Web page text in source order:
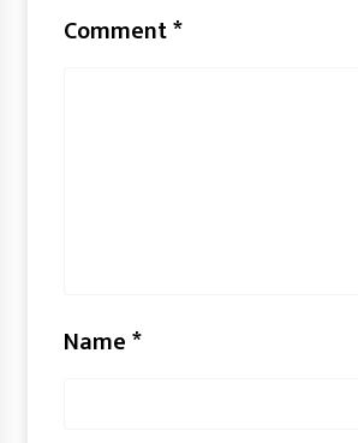
Comment*
Name*